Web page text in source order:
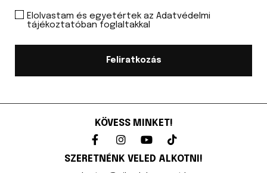
Elolvastam és egyetértek az Adatvédelmi
tájékoztatóban foglaltakkal
Feliratkozás
KÖVESS MINKET!
SZERETNÉNK VELED ALKOTNI!